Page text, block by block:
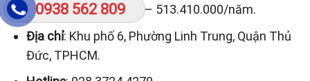
0938 562 809
Học phí : 397.930.000 – 513.410.000/năm.
Địa chỉ: Khu phố 6, Phường Linh Trung, Quận Thủ
Đức, TPHCM.